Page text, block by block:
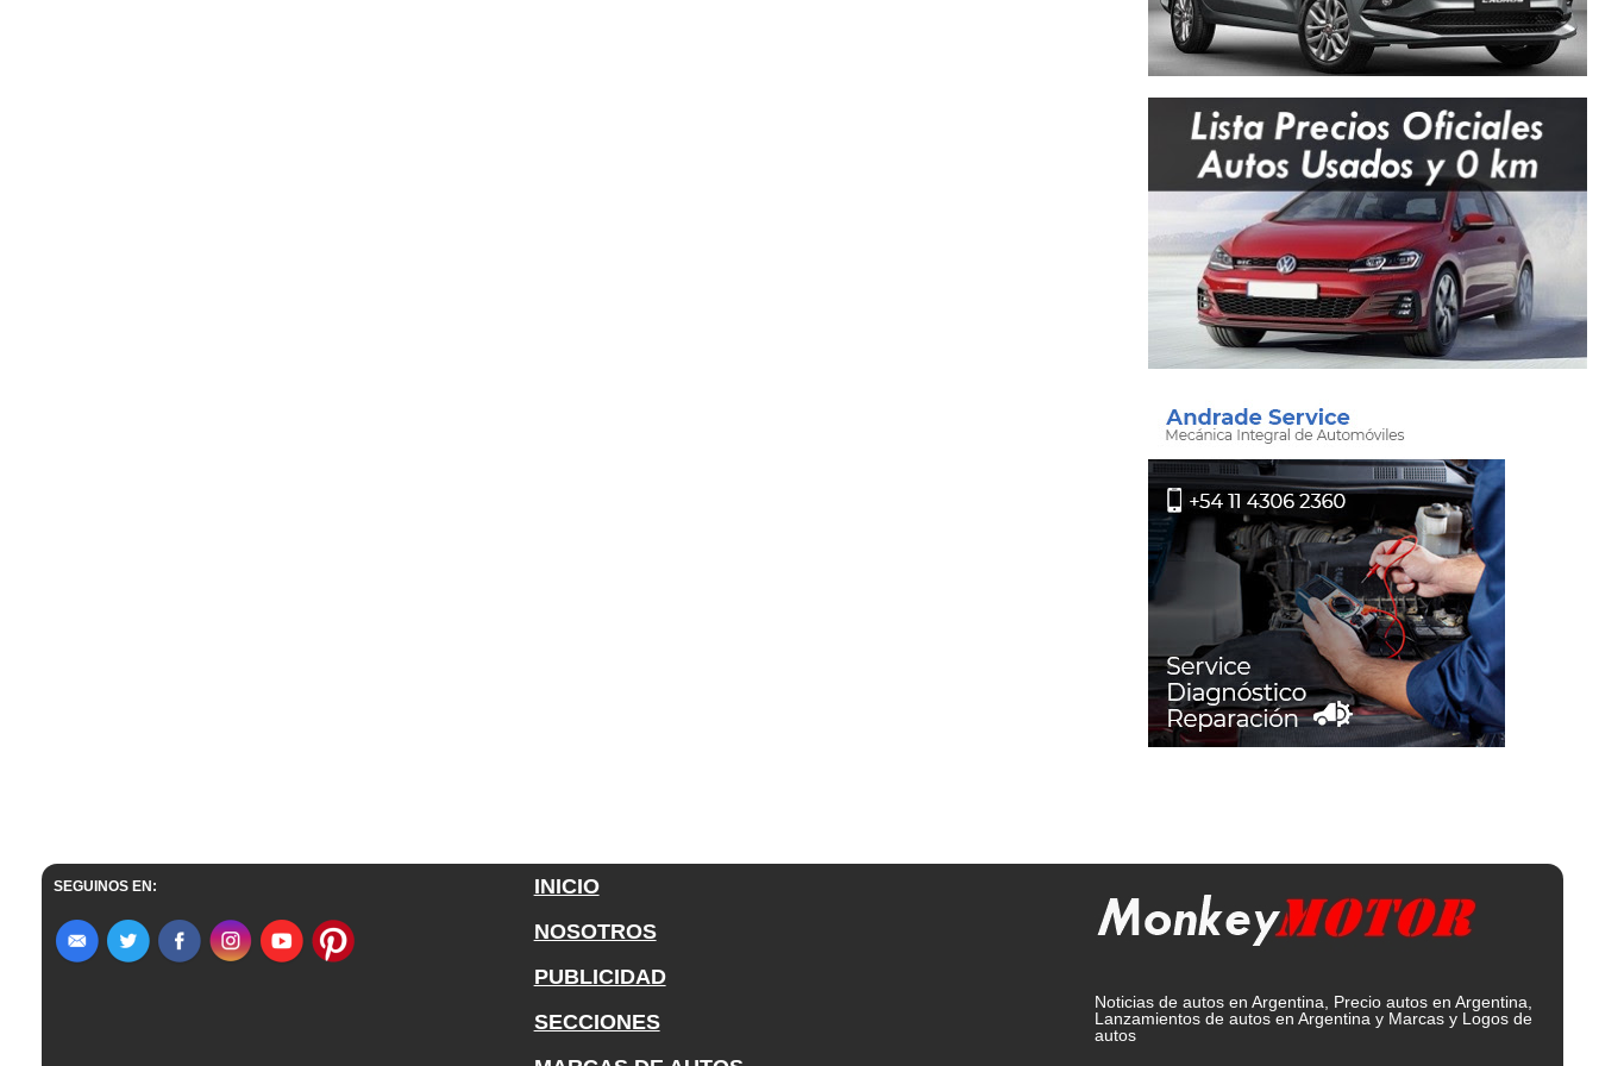
SEGUINOS EN:
INICIO
NOSOTROS
PUBLICIDAD
SECCIONES
Noticias de autos en Argentina, Precio autos en Argentina,
Lanzamientos de autos en Argentina y Marcas y Logos de
autos